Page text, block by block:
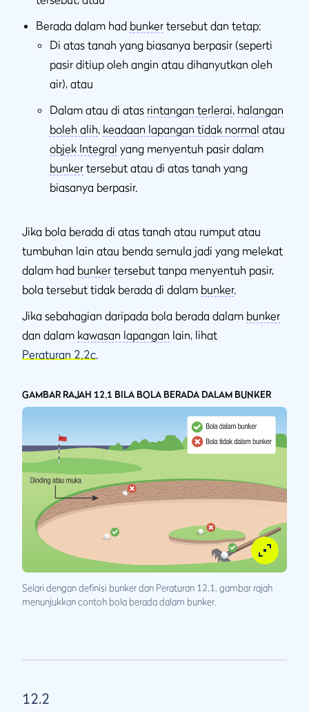
Berada dalam had bunker tersebut dan tetap:
Di atas tanah yang biasanya berpasir (seperti
pasir ditiup oleh angin atau dihanyutkan oleh
air), atau
Dalam atau di atas rintangan terlerai, halangan
boleh alih, keadaan lapangan tidak normal atau
objek Integral yang menyentuh pasir dalam
bunker tersebut atau di atas tanah yang
biasanya berpasir.
Jika bola berada di atas tanah atau rumput atau
tumbuhan lain atau benda semula jadi yang melekat
dalam had bunker tersebut tanpa menyentuh pasir,
bola tersebut tidak berada di dalam bunker.
Jika sebahagian daripada bola berada dalam bunker
dan dalam kawasan lapangan lain, lihat
Peraturan 2.2c.
GAMBAR RAJAH 12.1 BILA BOLA BERADA DALAM BUNKER
Selari dengan definisi bunker dan Peraturan 12.1, gambar rajah
menunjukkan contoh bola berada dalam bunker.
12.2